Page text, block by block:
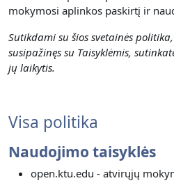
mokymosi aplinkos paskirtį ir
Sutikdami su šios svetainės
susipažinęs su Taisyklėmis,
jų laikytis.
Visa politika
Naudojimo taisyklės
open.ktu.edu - atvirųjų